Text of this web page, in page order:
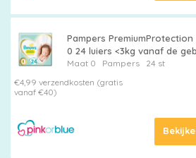
Pampers
0 24 luiers <3kg vanaf de
Maat 0 Pampers
24 st
€4,99 verzendkosten (gratis
vanaf €40)